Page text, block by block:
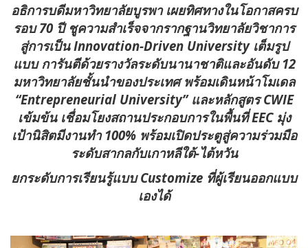
อธิการบดีมหาวิทยาลัยบูรพา เผยทิศทางในโอกาสครบ
รอบ 70 ปี ชูความสำเร็จจากรากฐานวิทยาลัยวิชาการ
สู่การเป็น Innovation-Driven University เต็มรูป
แบบ การันตีด้วยรางวัลระดับนานาชาติและอันดับ 12
มหาวิทยาลัยชั้นนำของประเทศ พร้อมเดินหน้าโมเดล
“Entrepreneurial University” และหลักสูตร CWIE
เข้มข้น เชื่อมโยงสถานประกอบการในพื้นที่ EEC มุ่ง
เป้านิสิตมีงานทำ 100% พร้อมเปิดประตูสู่ความร่วมมือ
ระดับสากลกับเกาหลีใต้-ไต้หวัน
ยกระดับการเรียนรู้แบบ Customize ที่ผู้เรียนออกแบบ
เองได้